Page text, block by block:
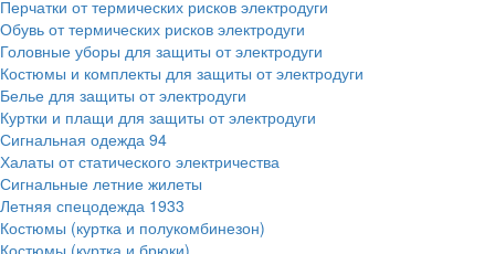
Перчатки от термических рисков электродуги
Обувь от термических рисков электродуги
Головные уборы для защиты от электродуги
Костюмы и комплекты для защиты от электродуги
Белье для защиты от электродуги
Куртки и плащи для защиты от электродуги
Сигнальная одежда 94
Халаты от статического электричества
Сигнальные летние жилеты
Летняя спецодежда 1933
Костюмы (куртка и полукомбинезон)
Костюмы (куртка и брюки)